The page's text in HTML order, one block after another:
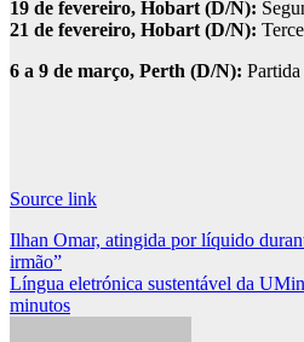
19 de fevereiro, Hobart (D/N):
21 de fevereiro, Hobart (D/N):
6 a 9 de março, Perth (D/N): Partida
Source link
Post
navigation
Ilhan Omar, atingida por líquido
irmão”
Língua eletrónica sustentável da
minutos